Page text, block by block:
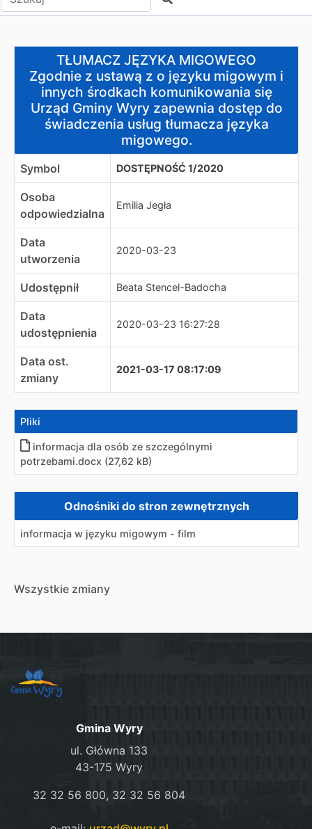
TŁUMACZ JĘZYKA MIGOWEGO
Zgodnie z ustawą z o języku migowym i innych
TŁUMACZ JĘZYKA MIGOWEGO
Zgodnie z ustawą z o języku migowym i
innych środkach komunikowania się
Urząd Gminy Wyry zapewnia dostęp do
świadczenia usług tłumacza języka
migowego.
Symbol DOSTĘPNOŚĆ 1/2020
Osoba
odpowiedzialna
Emilia Jegła
Data
utworzenia
2020-03-23
Udostępnił Beata Stencel-Badocha
Data
udostępnienia
2020-03-23 16:27:28
Data ost.
zmiany
2021-03-17 08:17:09
Pliki
informacja dla osób ze szczególnymi
potrzebami.docx (27,62 kB)
Zewnętrzne odnośniki
Odnośniki do stron zewnętrznych
informacja w języku migowym - film
Wszystkie zmiany
Gmina Wyry
ul. Główna 133
43-175 Wyry
32 32 56 800, 32 32 56 804